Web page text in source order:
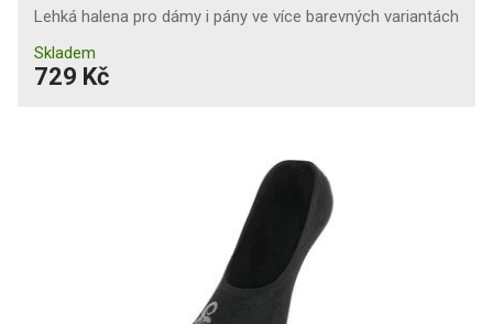
Lehká halena pro dámy i pány ve více barevných variantách
Skladem
729 Kč